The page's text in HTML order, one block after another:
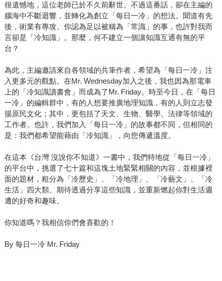
很遺憾地，這位老師已於不久前辭世。不過這番話，卻在主編的
腦海中不斷迴響，並轉化為創立「每日一冷」的想法。聞道有先
後，術業有專攻。你認為足以被稱為「常識」的事，也許對我而
言卻是「冷知識」。那麼，何不建立一個讓知識互通有無的平
台？
為此，主編邀請來自各領域的共筆作者，希望為「每日一冷」注
入更多元的觀點。在Mr. Wednesday加入之後，我也因為那電車
上的「冷知識讀書會」而成為了Mr. Friday。時至今日，在「每日
一冷」的編輯群中，有的人想要推廣地理知識，有的人則立志發
揚原民文化；其中，更包括了天文、生物、醫學、法律等領域的
工作者。也許，我們加入「每日一冷」的故事都不同，但相同的
是：我們都希望能藉由「冷知識」，向您傳遞溫度。
在這本《台灣 沒說你不知道》一書中，我們特地從「每日一冷」
的平台中，挑選了七十篇和這塊土地緊緊相關的內容，並根據裡
面的題材，粗分為「冷歷史」、「冷地理」、「冷藝文」、「冷
生活」四大類。期待透過分享這些知識，並重新燃起你對生活週
遭的好奇和趣味。
你知道嗎？我相信你們會喜歡的！
By 每日一冷 Mr. Friday